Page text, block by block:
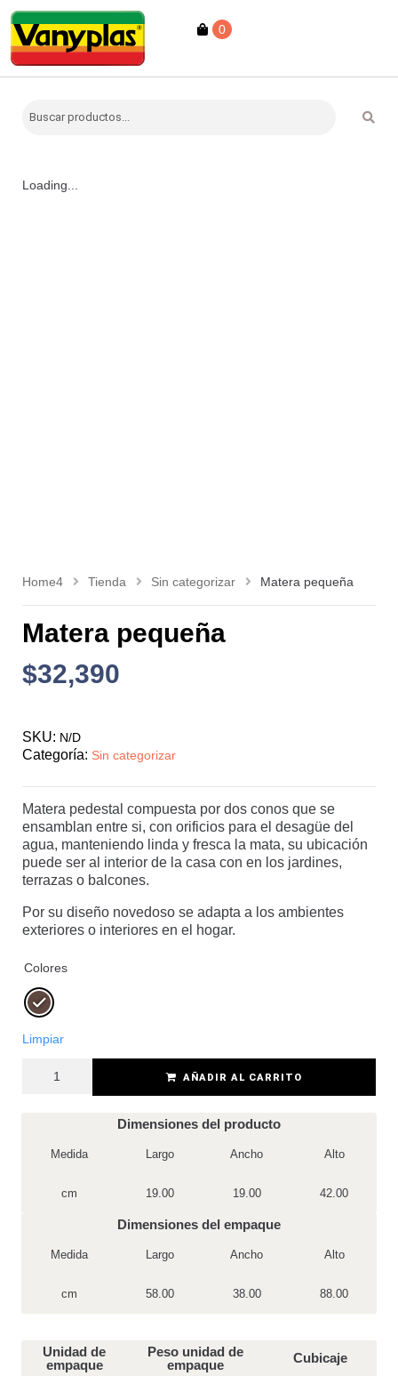
0
Loading...
Home4 Tienda Sin categorizar Matera pequeña
Matera pequeña
$32,390
SKU: N/D
Categoría: Sin categorizar
Matera pedestal compuesta por dos conos que se
ensamblan entre si, con orificios para el desagüe del
agua, manteniendo linda y fresca la mata, su ubicación
puede ser al interior de la casa con en los jardines,
terrazas o balcones.
Por su diseño novedoso se adapta a los ambientes
exteriores o interiores en el hogar.
Colores
Limpiar
AÑADIR AL CARRITO
Dimensiones del producto
Medida Largo Ancho Alto
cm 19.00 19.00 42.00
Dimensiones del empaque
Medida Largo Ancho Alto
cm 58.00 38.00 88.00
Unidad de
empaque
Peso unidad de
empaque
Cubicaje